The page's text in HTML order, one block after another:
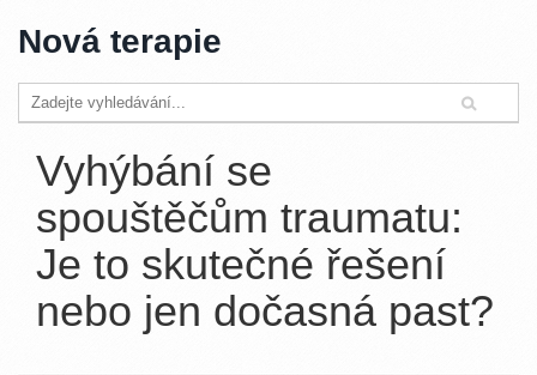
Nová terapie
Vyhýbání se
spouštěčům traumatu:
Je to skutečné řešení
nebo jen dočasná past?